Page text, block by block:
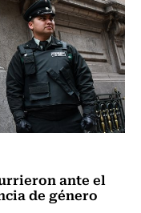
ante el
de género